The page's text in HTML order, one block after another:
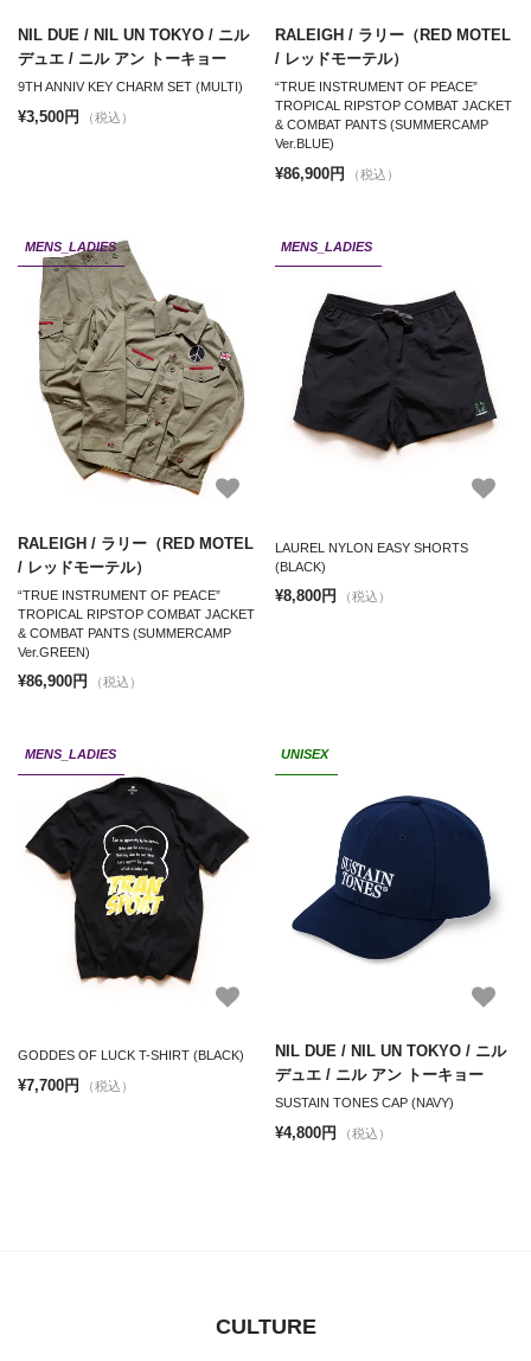
NIL DUE / NIL UN TOKYO / ニル
デュエ / ニル アン トーキョー
9TH ANNIV KEY CHARM SET (MULTI)
¥3,500円 （税込）
RALEIGH / ラリー（RED MOTEL
/ レッドモーテル）
“TRUE INSTRUMENT OF PEACE”
TROPICAL RIPSTOP COMBAT JACKET
& COMBAT PANTS (SUMMERCAMP
Ver.BLUE)
¥86,900円 （税込）
MENS_LADIES
RALEIGH / ラリー（RED MOTEL
/ レッドモーテル）
“TRUE INSTRUMENT OF PEACE”
TROPICAL RIPSTOP COMBAT JACKET
& COMBAT PANTS (SUMMERCAMP
Ver.GREEN)
¥86,900円 （税込）
MENS_LADIES
LAUREL NYLON EASY SHORTS
(BLACK)
¥8,800円 （税込）
MENS_LADIES
GODDES OF LUCK T-SHIRT (BLACK)
¥7,700円 （税込）
UNISEX
NIL DUE / NIL UN TOKYO / ニル
デュエ / ニル アン トーキョー
SUSTAIN TONES CAP (NAVY)
¥4,800円 （税込）
CULTURE